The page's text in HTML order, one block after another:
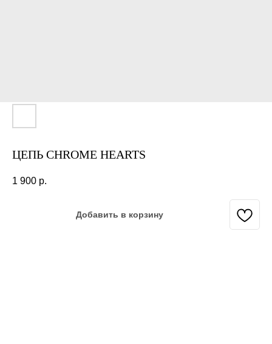
ЦЕПЬ CHROME HEARTS
1 900 р.
Добавить в корзину